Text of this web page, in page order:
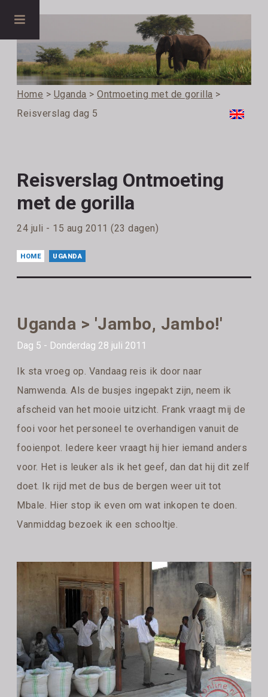
Home > Uganda >Ontmoeting met de gorilla >
Reisverslag dag 5
Reisverslag Ontmoeting
met de gorilla
24 juli - 15 aug 2011 (23 dagen)
HOME UGANDA
Uganda > 'Jambo, Jambo!'
Dag 5 - Donderdag 28 juli 2011
Ik sta vroeg op. Vandaag reis ik door naar
Namwenda. Als de busjes ingepakt zijn, neem ik
afscheid van het mooie uitzicht. Frank vraagt mij de
fooi voor het personeel te overhandigen vanuit de
fooienpot. Iedere keer vraagt hij hier iemand anders
voor. Het is leuker als ik het geef, dan dat hij dit zelf
doet. Ik rijd met de bus de bergen weer uit tot
Mbale. Hier stop ik even om wat inkopen te doen.
Vanmiddag bezoek ik een schooltje.